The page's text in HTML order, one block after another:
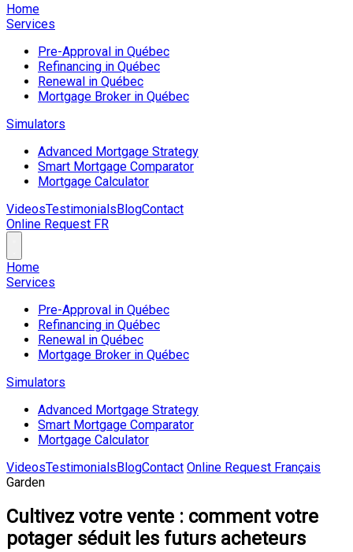
Home
Services
Pre-Approval in Québec
Refinancing in Québec
Renewal in Québec
Mortgage Broker in Québec
Simulators
Advanced Mortgage Strategy
Smart Mortgage Comparator
Mortgage Calculator
VideosTestimonialsBlogContact
Online Request FR
Home
Services
Pre-Approval in Québec
Refinancing in Québec
Renewal in Québec
Mortgage Broker in Québec
Simulators
Advanced Mortgage Strategy
Smart Mortgage Comparator
Mortgage Calculator
VideosTestimonialsBlogContact Online Request Français
Garden
Cultivez votre vente : comment votre
potager séduit les futurs acheteurs